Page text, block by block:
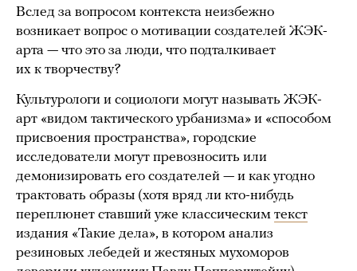
Вслед за вопросом контекста неизбежно
возникает вопрос о мотивации создателей ЖЭК-
арта — что это за люди, что подталкивает
их к творчеству?
Культурологи и социологи могут называть ЖЭК-
арт «видом тактического урбанизма» и «способом
присвоения пространства», городские
исследователи могут превозносить или
демонизировать его создателей — и как угодно
трактовать образы (хотя вряд ли кто-нибудь
переплюнет ставший уже классическим текст
издания «Такие дела», в котором анализ
резиновых лебедей и жестяных мухоморов